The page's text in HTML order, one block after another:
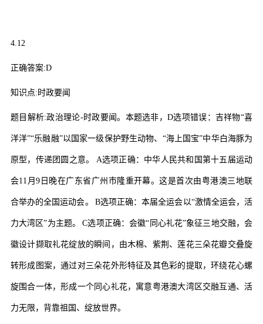
4.12
正确答案:D
知识点: 时政要闻
题目解析:政治理论-时政要闻。本题选非，D选项错误：吉祥物“喜
洋洋”“乐融融”以国家一级保护野生动物、 “海上国宝”中华白海豚为
原型，传递团圆之意。 A选项正确：中华人民共和国第十五届运动
会11 月9 日晚在广东省广州市隆重开幕。这是首次由粤港澳三地联
合举办的全国运动会。 B选项正确：本届全运会以“激情全运会，活
力大湾区”为主题。 C选项正确：会徽“ 同心礼花”象征三地交融，会
徽设计撷取礼花绽放的瞬间，由木棉、紫荆、莲花三朵花瓣交叠旋
转形成图案，通过对三朵花外形特征及其色彩的提取，环绕花心螺
旋围合一体，形成一个同心礼花，寓意粤港澳大湾区交融互通、活
力无限，背靠祖国、绽放世界。